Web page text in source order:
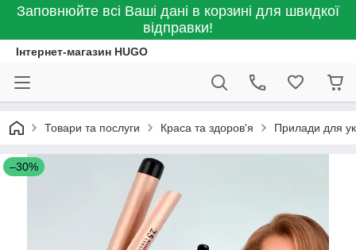
Заповнюйте всі Ваші дані в корзині для швидкої
відправки!
Інтернет-магазин HUGO
Товари та послуги Краса та здоров'я Прилади для
–30%